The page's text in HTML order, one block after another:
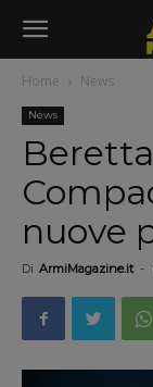
Home News
News
nuove
Di ArmiMagazine.it -